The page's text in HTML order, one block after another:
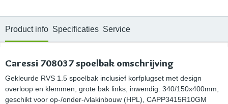
Product info Specificaties Service
Caressi 708037 spoelbak omschrijving
Gekleurde RVS 1.5 spoelbak inclusief korfplugset met design
overloop en klemmen, grote bak links, inwendig: 340/150x400mm,
geschikt voor op-/onder-/vlakinbouw (HPL), CAPP3415R10GM